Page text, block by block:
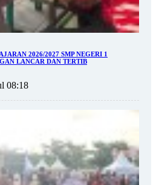
2026/2027 SMP NEGERI 1
LANCAR DAN TERTIB
08:18